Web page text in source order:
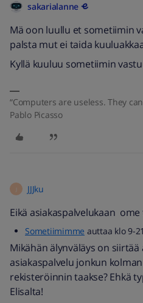
sakarialanne
Mä oon luullu et sometiimin
palsta mut ei taida
Kyllä kuuluu sometiimin
“Computers are useless. They
Pablo Picasso
JJJku
Eikä asiakaspalvelukaan
Sometiimimme auttaa klo 9-
Mikähän älynväläys on siirtää
asiakaspalvelu jonkun
rekisteröinnin taakse? Ehkä
Elisalta!